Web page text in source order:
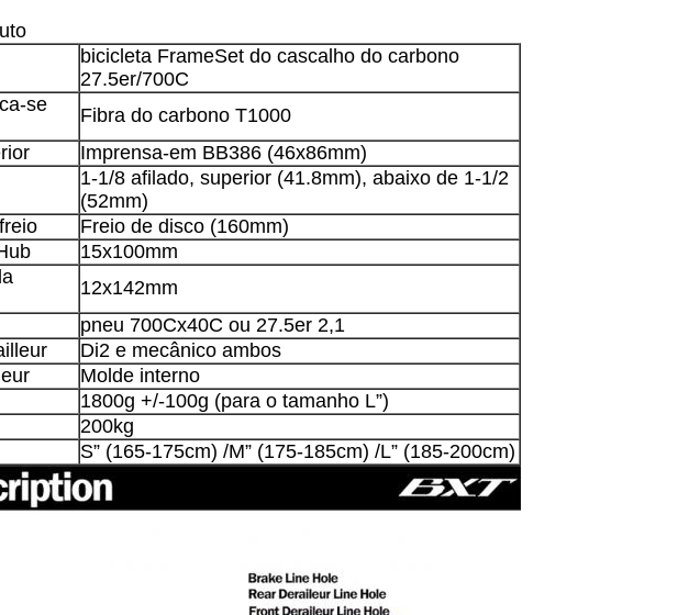
bicicleta FrameSet do cascalho do carbono
27.5er/700C
se
Fibra do carbono T1000
Imprensa-em BB386 (46x86mm)
1-1/8 afilado, superior (41.8mm), abaixo de 1-1/2
(52mm)
Freio de disco (160mm)
15x100mm
12x142mm
pneu 700Cx40C ou 27.5er 2,1
Di2 e mecânico ambos
Molde interno
1800g +/-100g (para o tamanho L”)
200kg
S” (165-175cm) /M” (175-185cm) /L” (185-200cm)